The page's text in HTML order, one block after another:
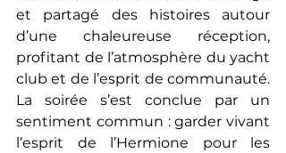
et partagé des histoires autour
d’une chaleureuse réception,
profitant de l’atmosphère du yacht
club et de l’esprit de communauté.
La soirée s’est conclue par un
sentiment commun : garder vivant
l’esprit de l’Hermione pour les